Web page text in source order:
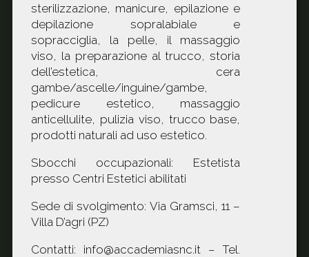
sterilizzazione, manicure, epilazione e
depilazione sopralabiale e
sopracciglia, la pelle, il massaggio
viso, la preparazione al trucco, storia
dell’estetica, cera
gambe/ascelle/inguine/gambe,
pedicure estetico, massaggio
anticellulite, pulizia viso, trucco base,
prodotti naturali ad uso estetico.
Sbocchi occupazionali: Estetista
presso Centri Estetici abilitati
Sede di svolgimento: Via Gramsci, 11 –
Villa D’agri (PZ)
Contatti: info@accademiasnc.it – Tel.